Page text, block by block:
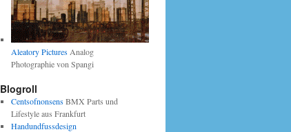
Aleatory PicturesAnalog
Photographie von Spangi
Blogroll
CentsofnonsensBMX Parts und
Lifestyle aus Frankfurt
Handundfussdesign